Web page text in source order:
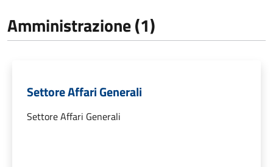
Amministrazione (1)
Settore Affari Generali
Settore Affari Generali